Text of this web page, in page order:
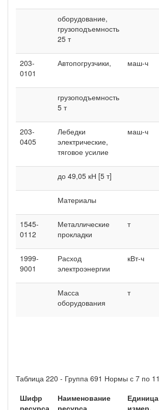
оборудование,
грузоподъемность
25 т
203-
0101
Автопогрузчики, маш-ч
грузоподъемность
5 т
203-
0405
Лебедки
электрические,
тяговое усилие
маш-ч
до 49,05 кН [5 т]
Материалы
1545-
0112
Металлические
прокладки
т
1999-
9001
Расход
электроэнергии
кВт-ч
Масса
оборудования
т
Таблица 220 - Группа 691 Нормы с 7 по 11
Шифр
ресурса
Наименование
ресурса
Единица
измер.